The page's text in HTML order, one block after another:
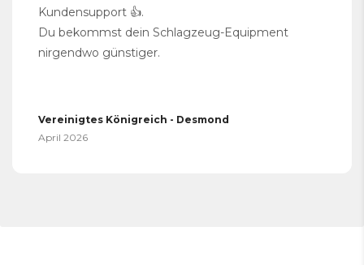
Kundensupport 👍.
Du bekommst dein Schlagzeug-Equipment
nirgendwo günstiger.
Vereinigtes Königreich - Desmond
April 2026